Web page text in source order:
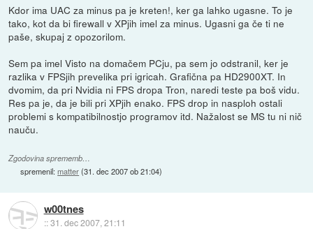
Kdor ima UAC za minus pa je kreten!, ker ga lahko ugasne. To je
tako, kot da bi firewall v XPjih imel za minus. Ugasni ga če ti ne
paše, skupaj z opozorilom.
Sem pa imel Visto na domačem PCju, pa sem jo odstranil, ker je
razlika v FPSjih prevelika pri igricah. Grafična pa HD2900XT. In
dvomim, da pri Nvidia ni FPS dropa Tron, naredi teste pa boš vidu.
Res pa je, da je bili pri XPjih enako. FPS drop in nasploh ostali
problemi s kompatibilnostjo programov itd. Nažalost se MS tu ni nič
nauču.
Zgodovina sprememb…
spremenil:matter(31. dec 2007 ob 21:04)
w00tnes
::31. dec 2007, 21:11